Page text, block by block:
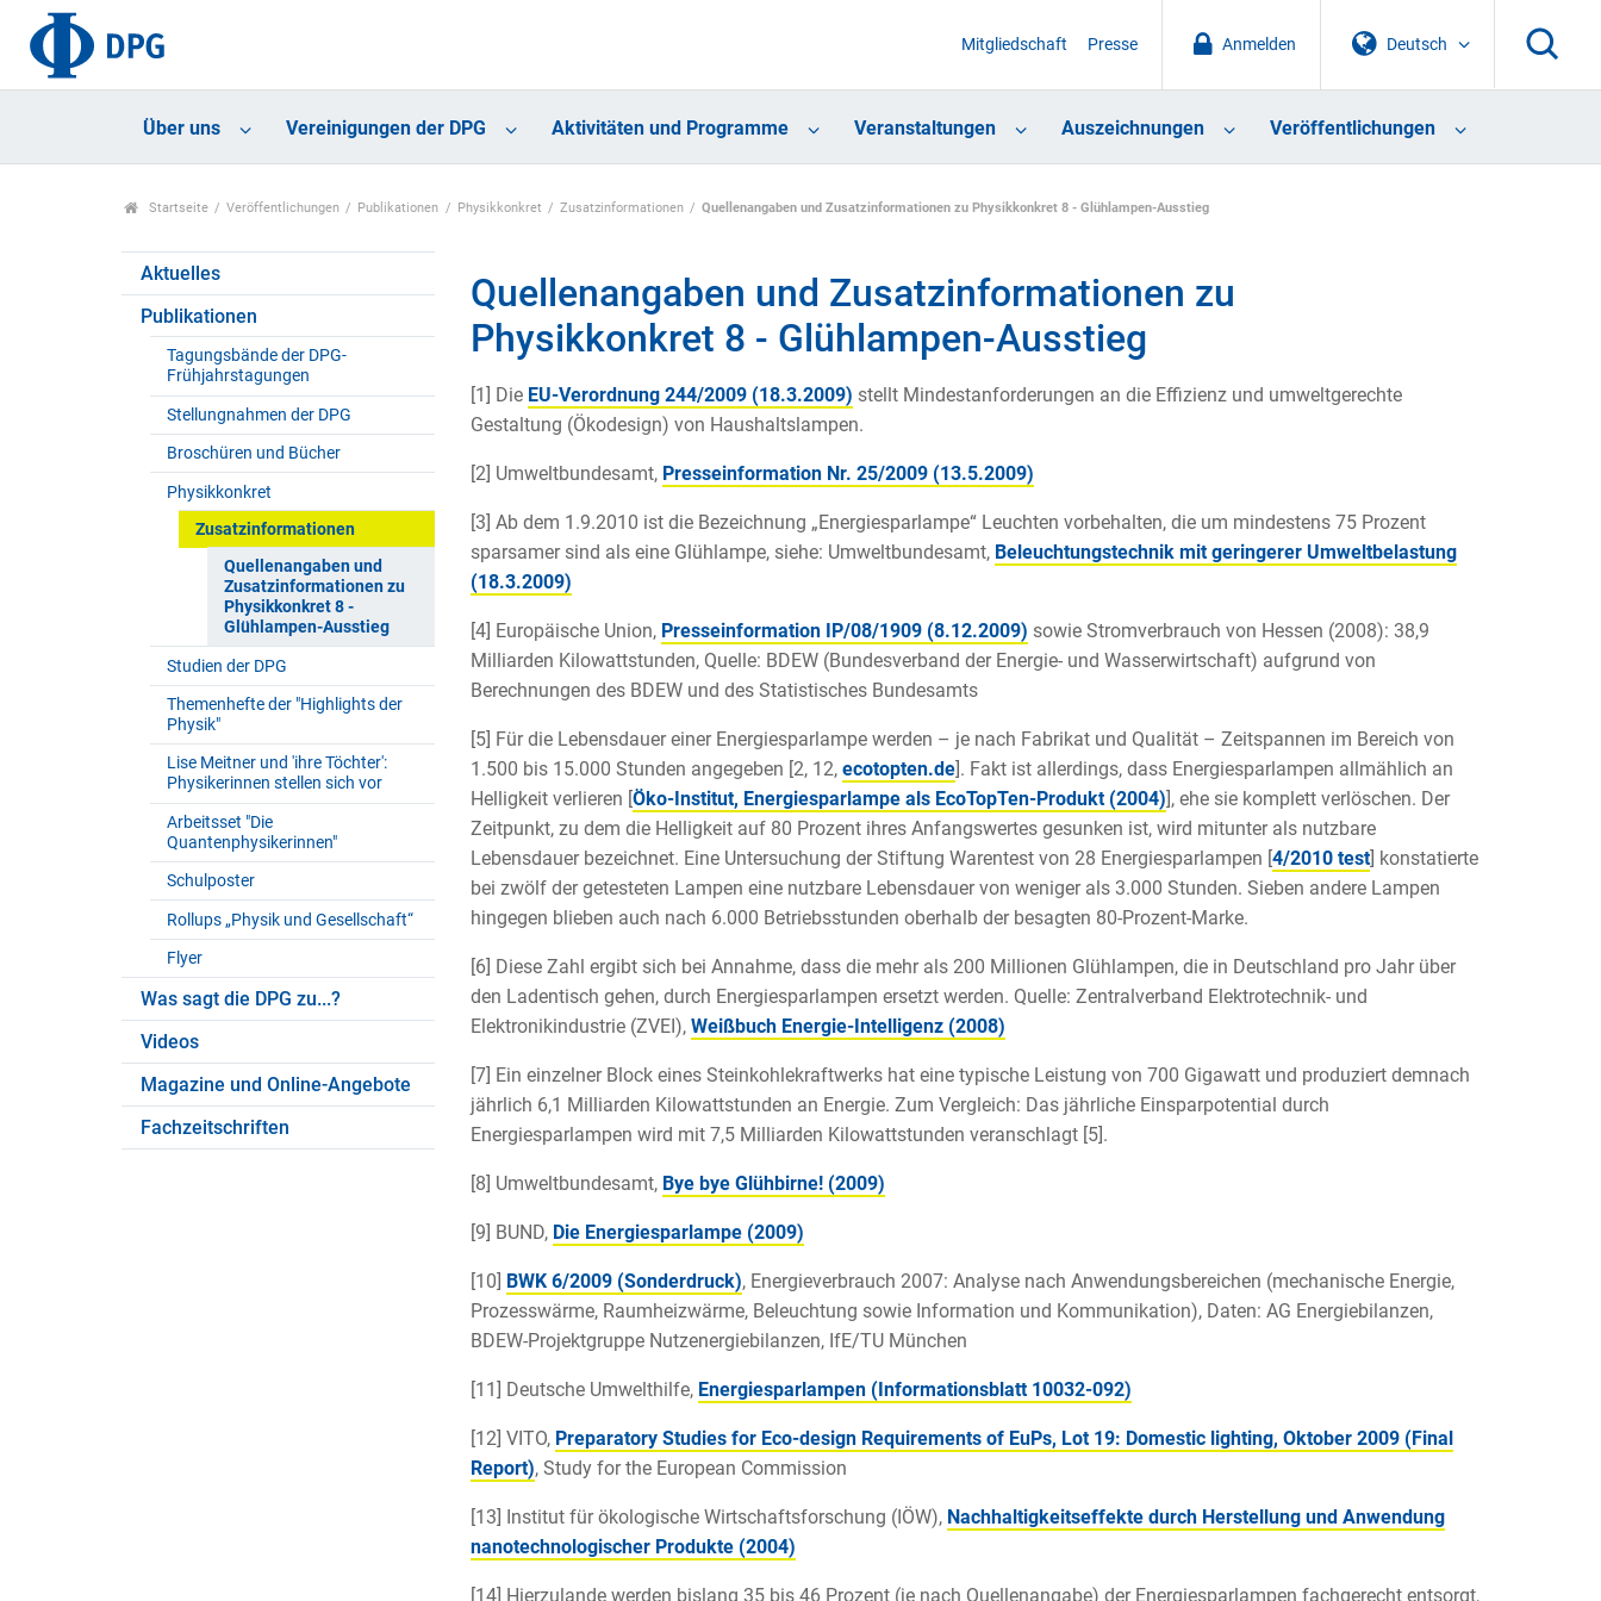
Deutsch
Anmelden
Mitgliedschaft Presse
Über uns Vereinigungen der DPG Aktivitäten und Programme Veranstaltungen Auszeichnungen Veröffentlichungen
Startseite Veröffentlichungen Publikationen Physikkonkret Zusatzinformationen Quellenangaben und Zusatzinformationen zu Physikkonkret 8 - Glühlampen-Ausstieg
Aktuelles
Publikationen
Tagungsbände der DPG-
Frühjahrstagungen
Stellungnahmen der DPG
Broschüren und Bücher
Physikkonkret
Zusatzinformationen
Quellenangaben und
Zusatzinformationen zu
Physikkonkret 8 -
Glühlampen-Ausstieg
Studien der DPG
Themenhefte der "Highlights der
Physik"
Lise Meitner und 'ihre Töchter':
Physikerinnen stellen sich vor
Arbeitsset "Die
Quantenphysikerinnen"
Schulposter
Rollups „Physik und Gesellschaft“
Flyer
Was sagt die DPG zu...?
Videos
Magazine und Online-Angebote
Fachzeitschriften
Quellenangaben und Zusatzinformationen zu
Physikkonkret 8 - Glühlampen-Ausstieg
[1] Die EU-Verordnung 244/2009 (18.3.2009) stellt Mindestanforderungen an die Effizienz und umweltgerechte
Gestaltung (Ökodesign) von Haushaltslampen.
[2] Umweltbundesamt, Presseinformation Nr. 25/2009 (13.5.2009)
[3] Ab dem 1.9.2010 ist die Bezeichnung „Energiesparlampe“ Leuchten vorbehalten, die um mindestens 75 Prozent
sparsamer sind als eine Glühlampe, siehe: Umweltbundesamt, Beleuchtungstechnik mit geringerer Umweltbelastung
(18.3.2009)
[4] Europäische Union, Presseinformation IP/08/1909 (8.12.2009) sowie Stromverbrauch von Hessen (2008): 38,9
Milliarden Kilowattstunden, Quelle: BDEW (Bundesverband der Energie- und Wasserwirtschaft) aufgrund von
Berechnungen des BDEW und des Statistisches Bundesamts
[5] Für die Lebensdauer einer Energiesparlampe werden – je nach Fabrikat und Qualität – Zeitspannen im Bereich von
1.500 bis 15.000 Stunden angegeben [2, 12, ecotopten.de]. Fakt ist allerdings, dass Energiesparlampen allmählich an
Helligkeit verlieren [Öko-Institut, Energiesparlampe als EcoTopTen-Produkt (2004)], ehe sie komplett verlöschen. Der
Zeitpunkt, zu dem die Helligkeit auf 80 Prozent ihres Anfangswertes gesunken ist, wird mitunter als nutzbare
Lebensdauer bezeichnet. Eine Untersuchung der Stiftung Warentest von 28 Energiesparlampen [4/2010 test] konstatierte
bei zwölf der getesteten Lampen eine nutzbare Lebensdauer von weniger als 3.000 Stunden. Sieben andere Lampen
hingegen blieben auch nach 6.000 Betriebsstunden oberhalb der besagten 80-Prozent-Marke.
[6] Diese Zahl ergibt sich bei Annahme, dass die mehr als 200 Millionen Glühlampen, die in Deutschland pro Jahr über
den Ladentisch gehen, durch Energiesparlampen ersetzt werden. Quelle: Zentralverband Elektrotechnik- und
Elektronikindustrie (ZVEI), Weißbuch Energie-Intelligenz (2008)
[7] Ein einzelner Block eines Steinkohlekraftwerks hat eine typische Leistung von 700 Gigawatt und produziert demnach
jährlich 6,1 Milliarden Kilowattstunden an Energie. Zum Vergleich: Das jährliche Einsparpotential durch
Energiesparlampen wird mit 7,5 Milliarden Kilowattstunden veranschlagt [5].
[8] Umweltbundesamt, Bye bye Glühbirne! (2009)
[9] BUND, Die Energiesparlampe (2009)
[10] BWK 6/2009 (Sonderdruck), Energieverbrauch 2007: Analyse nach Anwendungsbereichen (mechanische Energie,
Prozesswärme, Raumheizwärme, Beleuchtung sowie Information und Kommunikation), Daten: AG Energiebilanzen,
BDEW-Projektgruppe Nutzenergiebilanzen, IfE/TU München
[11] Deutsche Umwelthilfe, Energiesparlampen (Informationsblatt 10032-092)
[12] VITO, Preparatory Studies for Eco-design Requirements of EuPs, Lot 19: Domestic lighting, Oktober 2009 (Final
Report), Study for the European Commission
[13] Institut für ökologische Wirtschaftsforschung (IÖW), Nachhaltigkeitseffekte durch Herstellung und Anwendung
nanotechnologischer Produkte (2004)
[14] Hierzulande werden bislang 35 bis 46 Prozent (je nach Quellenangabe) der Energiesparlampen fachgerecht entsorgt,